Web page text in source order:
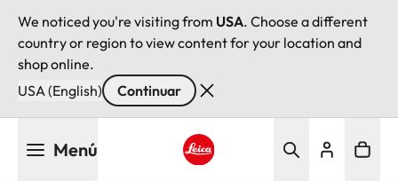
We noticed you're visiting from USA. Choose a different
country or region to view content for your location and
shop online.
USA (English)
Continuar
Menú